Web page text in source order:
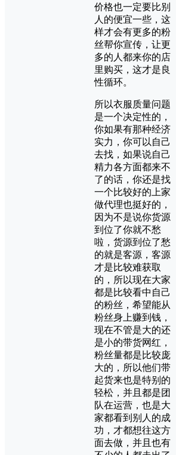
价格也一定要比别
人的便宜一些，这
样才会有更多的粉
丝帮你宣传，让更
多的人都来你的店
里购买，这才是良
性循环。
所以衣服质量问题
是一个决定性的，
你如果有那种经济
实力，你可以自己
去找，如果说自己
精力各方面都来不
了的话，你还是找
一个比较好的上家
做代理也挺好的，
因为不是说你货源
到位了你就不愁
啦，货源到位了愁
的就是客源，客源
才是比较难获取
的，所以现在大家
都是比较看中自己
的粉丝，希望能从
粉丝身上赚到钱，
现在不管是大的还
是小的带货网红，
粉丝量都是比较庞
大的，所以他们带
起货来也是特别的
轻松，并且都是团
队在运营，也是大
家都看到别人的成
功，才都想往这方
面去做，并且也有